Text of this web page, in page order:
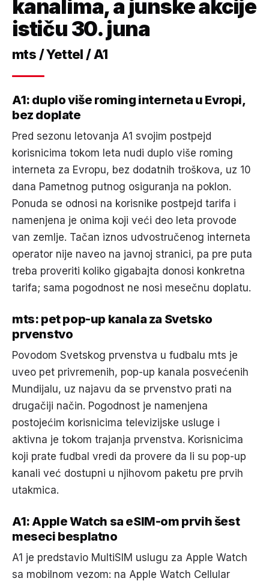
kanalima, a junske akcije
ističu 30. juna
mts / Yettel / A1
A1: duplo više roming interneta u Evropi,
bez doplate
Pred sezonu letovanja A1 svojim postpejd
korisnicima tokom leta nudi duplo više roming
interneta za Evropu, bez dodatnih troškova, uz 10
dana Pametnog putnog osiguranja na poklon.
Ponuda se odnosi na korisnike postpejd tarifa i
namenjena je onima koji veći deo leta provode
van zemlje. Tačan iznos udvostručenog interneta
operator nije naveo na javnoj stranici, pa pre puta
treba proveriti koliko gigabajta donosi konkretna
tarifa; sama pogodnost ne nosi mesečnu doplatu.
mts: pet pop-up kanala za Svetsko
prvenstvo
Povodom Svetskog prvenstva u fudbalu mts je
uveo pet privremenih, pop-up kanala posvećenih
Mundijalu, uz najavu da se prvenstvo prati na
drugačiji način. Pogodnost je namenjena
postojećim korisnicima televizijske usluge i
aktivna je tokom trajanja prvenstva. Korisnicima
koji prate fudbal vredi da provere da li su pop-up
kanali već dostupni u njihovom paketu pre prvih
utakmica.
A1: Apple Watch sa eSIM-om prvih šest
meseci besplatno
A1 je predstavio MultiSIM uslugu za Apple Watch
sa mobilnom vezom: na Apple Watch Cellular